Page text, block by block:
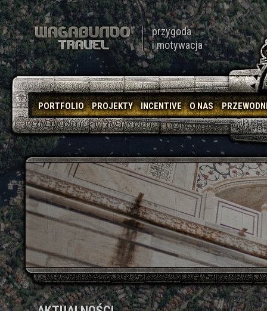
przygoda
i motywacja
PORTFOLIO PROJEKTY INCENTIVE O NAS